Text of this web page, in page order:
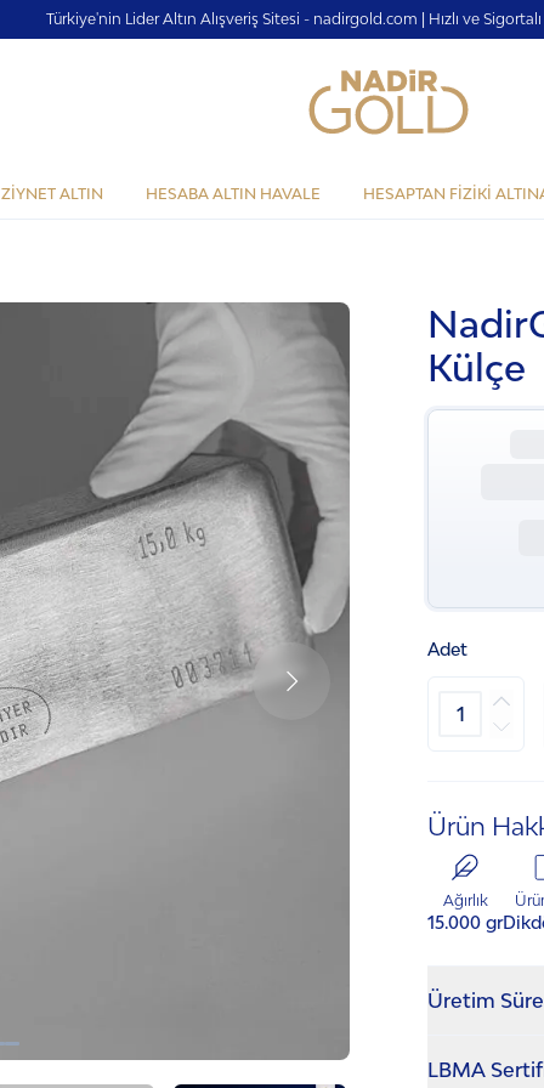
Türkiye'nin Lider Altın Alışveriş Sitesi - nadirgold.com | Hızlı ve
ZİYNET ALTIN HESABA ALTIN HAVALE HESAPTAN FİZİKİ
Külçe
Adet
Ürün
Ağırlık
15.000 gr
Üretim
LBMA